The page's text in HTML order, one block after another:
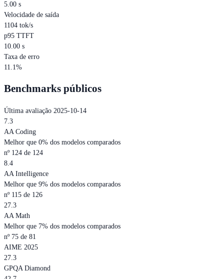
5.00 s
Velocidade de saída
1104 tok/s
p95 TTFT
10.00 s
Taxa de erro
11.1%
Benchmarks públicos
Última avaliação 2025-10-14
7.3
AA Coding
Melhor que 0% dos modelos comparados
nº 124 de 124
8.4
AA Intelligence
Melhor que 9% dos modelos comparados
nº 115 de 126
27.3
AA Math
Melhor que 7% dos modelos comparados
nº 75 de 81
AIME 2025
27.3
GPQA Diamond